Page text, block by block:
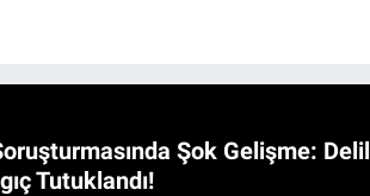
Şok Gelişme: Delil
Tutuklandı!